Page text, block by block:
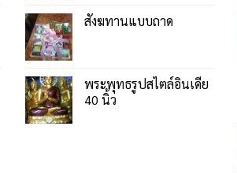
สังฆทานแบบถาด
พระพุทธรูปสไตล์อินเดีย
40 นิ้ว